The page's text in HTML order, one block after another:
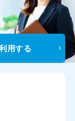
用する